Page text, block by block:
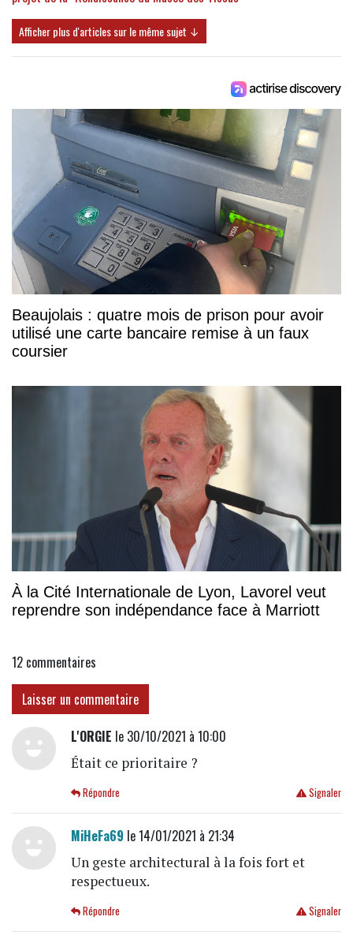
Afficher plus d'articles sur le même sujet ↓
Beaujolais : quatre mois de prison pour avoir
utilisé une carte bancaire remise à un faux
coursier
À la Cité Internationale de Lyon, Lavorel veut
reprendre son indépendance face à Marriott
12 commentaires
Laisser un commentaire
L'ORGIE le 30/10/2021 à 10:00
Était ce prioritaire ?
Signaler
Répondre
MiHeFa69 le 14/01/2021 à 21:34
Un geste architectural à la fois fort et
respectueux.
Signaler
Répondre